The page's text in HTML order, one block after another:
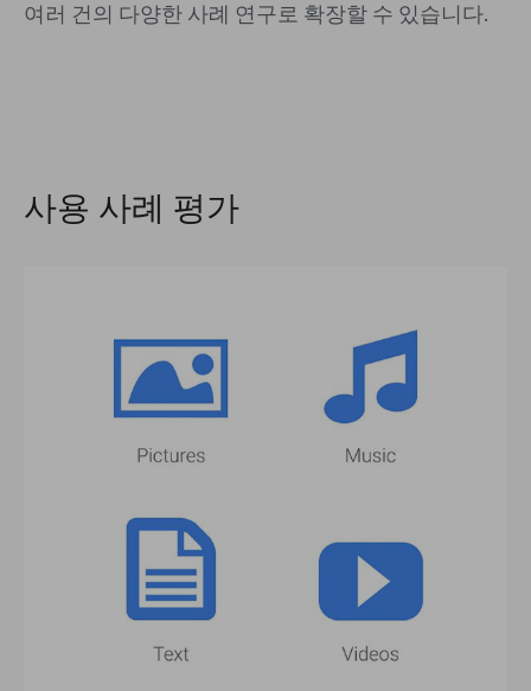
여러 건의 다양한 사례 연구로 확장할 수 있습니다.
사용 사례 평가